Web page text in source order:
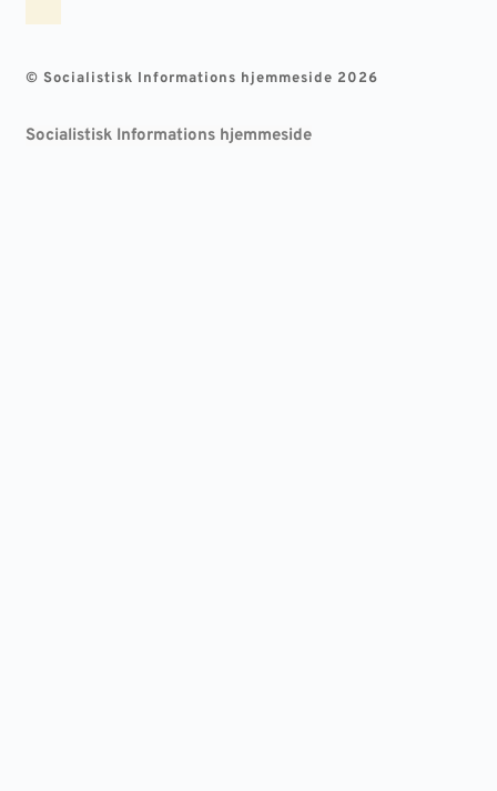
© Socialistisk Informations hjemmeside 2026
Socialistisk Informations hjemmeside